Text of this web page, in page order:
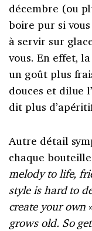
décembre (ou
boire pur si
à servir sur
vous. En effet,
un goût plus
douces et dilue
dit plus
Autre détail
chaque
melody to life,
style is hard to
create your own
grows old. So